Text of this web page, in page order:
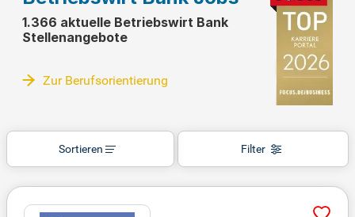
1.366 aktuelle Betriebswirt Bank
Stellenangebote
Zur Berufsorientierung
Filter
Sortieren